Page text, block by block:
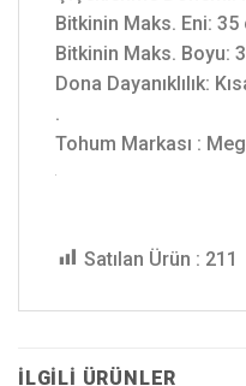
Bitkinin Maks. Eni: 35
Bitkinin Maks. Boyu:
Dona Dayanıklılık:
.
Tohum Markası :
Satılan Ürün : 211
İLGILI ÜRÜNLER